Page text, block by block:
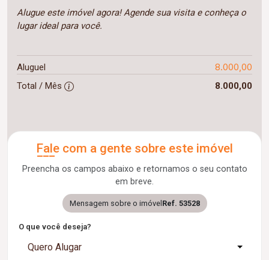
Alugue este imóvel agora! Agende sua visita e conheça o
lugar ideal para você.
Aluguel 8.000,00
Total / Mês 8.000,00
Fale com a gente sobre este imóvel
Preencha os campos abaixo e retornamos o seu contato
em breve.
Mensagem sobre o imóvel Ref. 53528
O que você deseja?
Quero Alugar